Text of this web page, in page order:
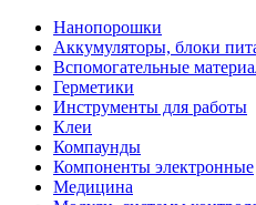
Нанопорошки
Аккумуляторы, блоки
Вспомогательные
Герметики
Инструменты для работы
Клеи
Компаунды
Компоненты электронные
Медицина